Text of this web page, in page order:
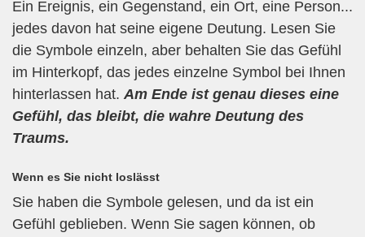
Ein Ereignis, ein Gegenstand, ein Ort, eine Person...
jedes davon hat seine eigene Deutung. Lesen Sie
die Symbole einzeln, aber behalten Sie das Gefühl
im Hinterkopf, das jedes einzelne Symbol bei Ihnen
hinterlassen hat. Am Ende ist genau dieses eine
Gefühl, das bleibt, die wahre Deutung des
Traums.
Wenn es Sie nicht loslässt
Sie haben die Symbole gelesen, und da ist ein
Gefühl geblieben. Wenn Sie sagen können, ob